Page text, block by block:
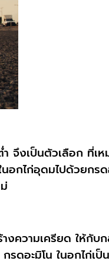
จึงเป็นตัวเลือก ที่เ
อกไก่อุดมไปด้วยกร
ความเครียด ให้กับ
ดอะมิโน ในอกไก่เ